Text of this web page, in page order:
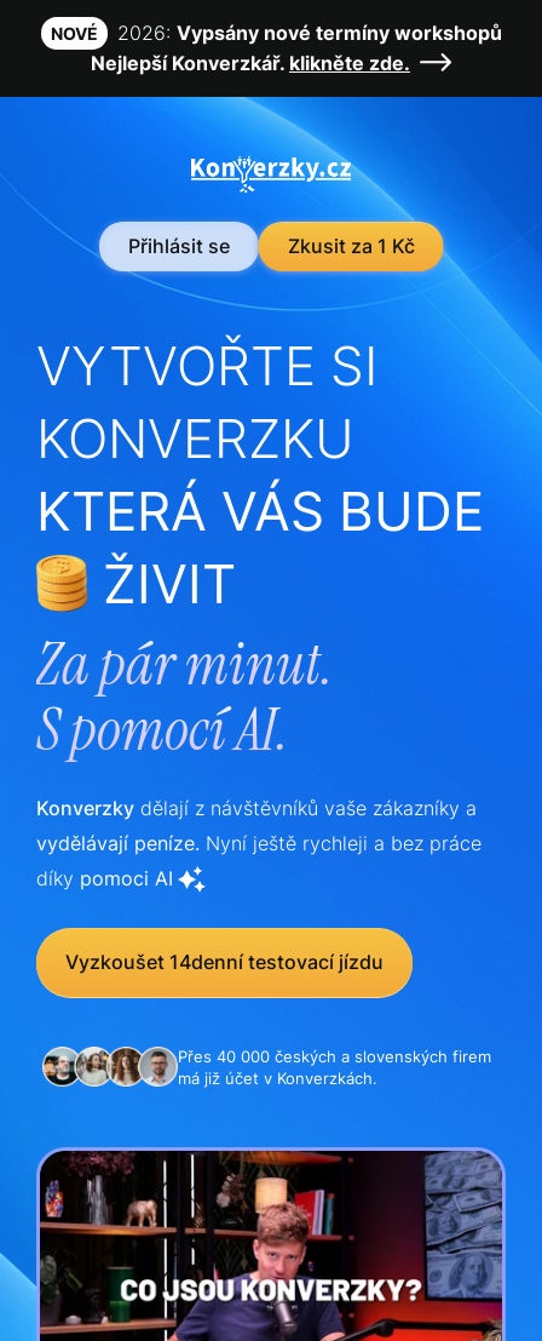
NOVÉ 2026: Vypsány nové termíny workshopů
Nejlepší Konverzkář. klikněte zde.
Přihlásit se Zkusit za 1 Kč
VYTVOŘTE SI
KONVERZKU
KTERÁ VÁS BUDE
ŽIVIT
Za pár minut.
Spomocí AI.
Konverzky dělají z návštěvníků vaše zákazníky a
vydělávají peníze. Nyní ještě rychleji a bez práce
díky pomoci AI
Vyzkoušet 14denní testovací jízdu
Přes 40 000 českých a slovenských firem
má již účet v Konverzkách.